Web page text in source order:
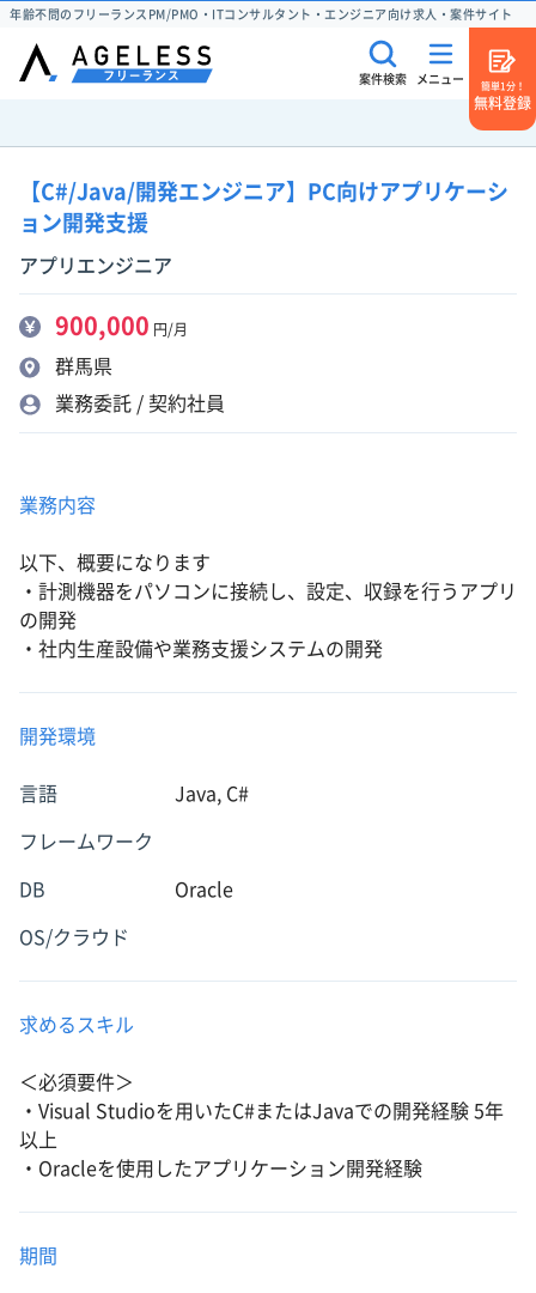
年齢不問のフリーランスPM/PMO・ITコンサルタント・エンジニア向け求人・案件サイト
案件検索 メニュー
簡単1分！
無料登録
【C#/Java/開発エンジニア】PC向けアプリケーシ
ョン開発支援
アプリエンジニア
900,000 円/月
群馬県
業務委託 / 契約社員
業務内容
以下、概要になります
・計測機器をパソコンに接続し、設定、収録を行うアプリ
の開発
・社内生産設備や業務支援システムの開発
開発環境
言語 Java, C#
フレームワーク
DB Oracle
OS/クラウド
求めるスキル
＜必須要件＞
・Visual Studioを用いたC#またはJavaでの開発経験 5年
以上
・Oracleを使用したアプリケーション開発経験
期間